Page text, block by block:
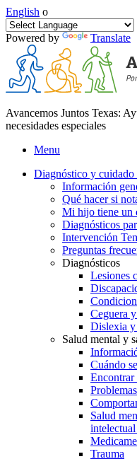
English o
Powered by Translate
Avancemos Juntos Texas:
necesidades especiales
Menu
Diagnóstico y cuidado
Información
Qué hacer si
Mi hijo tiene un
Diagnósticos
Intervención
Preguntas
Diagnósticos
Lesiones
Ceguera
Dislexia y
Salud mental y
Cuándo
Encontrar
Salud
Trauma